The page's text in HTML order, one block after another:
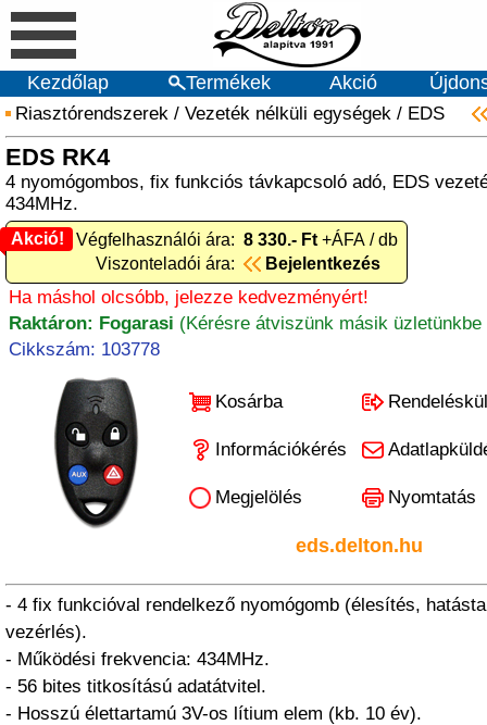
Kezdőlap Termékek Akció
Riasztórendszerek / Vezeték nélküli egységek / EDS
EDS RK4
4 nyomógombos, fix funkciós távkapcsoló adó, EDS
434MHz.
Akció!
Akció! Végfelhasználói ára: 8 330.- Ft +ÁFA / db
Viszonteladói ára:
Bejelentkezés
Ha máshol olcsóbb, jelezze kedvezményért!
Raktáron: Fogarasi (Kérésre átviszünk másik üzletünkbe
Cikkszám: 103778
Kosárba
Információkérés
Megjelölés Nyomtatás
eds.delton.hu
- 4 fix funkcióval rendelkező nyomógomb (élesítés,
vezérlés).
- Működési frekvencia: 434MHz.
- 56 bites titkosítású adatátvitel.
- Hosszú élettartamú 3V-os lítium elem (kb. 10 év).